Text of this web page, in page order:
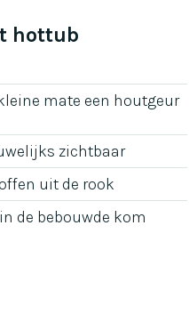
hottub
mate een houtgeur
zichtbaar
uit de rook
de bebouwde kom